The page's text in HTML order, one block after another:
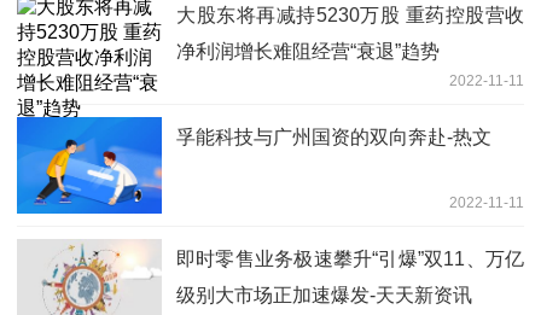
大股东将再减持5230万股 重药控股营收
净利润增长难阻经营“衰退”趋势
2022-11-11
孚能科技与广州国资的双向奔赴-热文
2022-11-11
即时零售业务极速攀升“引爆”双11、万亿
级别大市场正加速爆发-天天新资讯